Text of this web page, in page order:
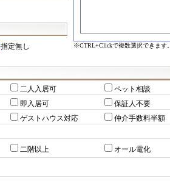
指定無し ※CTRL+Clickで複数選択できます。
二人入居可 ペット相談
即入居可 保証人不要
ゲストハウス対応 仲介手数料半額
二階以上 オール電化